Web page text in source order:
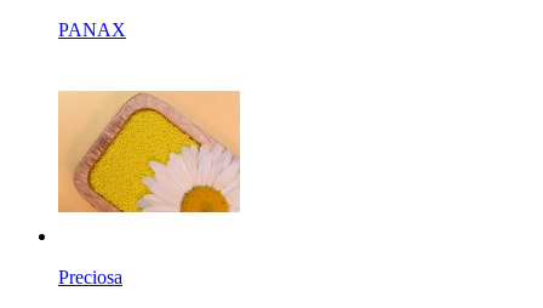
PANAX
Preciosa